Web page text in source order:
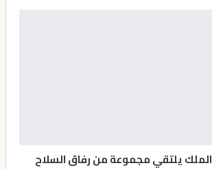
الملك يلتقي مجموعة من رفاق السلاح